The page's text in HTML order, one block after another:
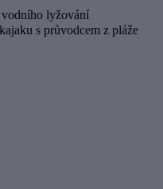
vodního lyžování
s průvodcem z pláže